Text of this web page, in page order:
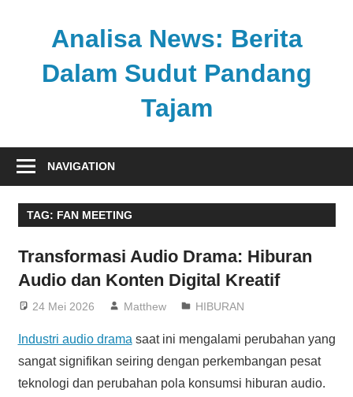
Analisa News: Berita
Dalam Sudut Pandang
Tajam
kritis
akurat
dari
politik,
dan
olahraga
NAVIGATION
TAG: FAN MEETING
Transformasi Audio Drama: Hiburan
Audio dan Konten Digital Kreatif
24 Mei 2026 Matthew HIBURAN
Industri audio drama saat ini mengalami perubahan yang
sangat signifikan seiring dengan perkembangan pesat
teknologi dan perubahan pola konsumsi hiburan audio.